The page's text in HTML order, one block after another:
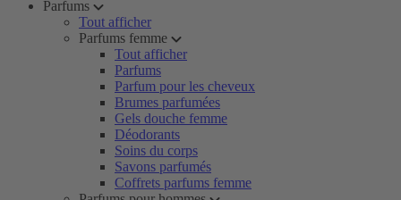
Parfums
Tout afficher
Parfums femme
Tout afficher
Parfums
Parfum pour les cheveux
Brumes parfumées
Gels douche femme
Déodorants
Soins du corps
Savons parfumés
Coffrets parfums femme